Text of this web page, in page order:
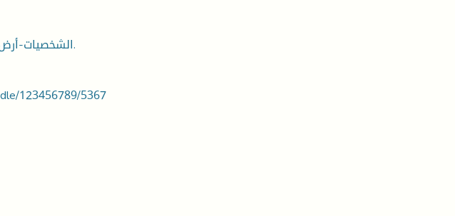
الشخصيات-أرض السواد- التخييل - عالم الرواية.
123456789/5367